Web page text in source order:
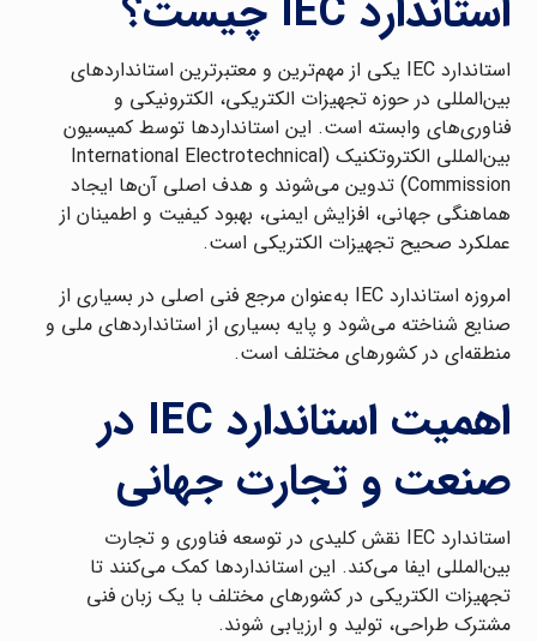
استاندارد IEC یکی از مهم‌ترین و معتبرترین استانداردهای
بین‌المللی در حوزه تجهیزات الکتریکی، الکترونیکی و
فناوری‌های وابسته است. این استانداردها توسط کمیسیون
بین‌المللی الکتروتکنیک (International Electrotechnical
Commission) تدوین می‌شوند و هدف اصلی آن‌ها ایجاد
هماهنگی جهانی، افزایش ایمنی، بهبود کیفیت و اطمینان از
عملکرد صحیح تجهیزات الکتریکی است.
امروزه استاندارد IEC به‌عنوان مرجع فنی اصلی در بسیاری از
صنایع شناخته می‌شود و پایه بسیاری از استانداردهای ملی و
منطقه‌ای در کشورهای مختلف است.
اهمیت استاندارد IEC در
صنعت و تجارت جهانی
استاندارد IEC نقش کلیدی در توسعه فناوری و تجارت
بین‌المللی ایفا می‌کند. این استانداردها کمک می‌کنند تا
تجهیزات الکتریکی در کشورهای مختلف با یک زبان فنی
مشترک طراحی، تولید و ارزیابی شوند.